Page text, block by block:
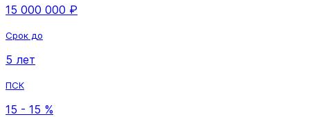
15 000 000 ₽
Срок до
5 лет
ПСК
15 - 15 %